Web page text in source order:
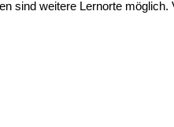
weitere Lernorte